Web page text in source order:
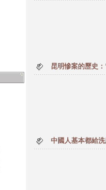
昆明慘案的歷史
中國人基本都給